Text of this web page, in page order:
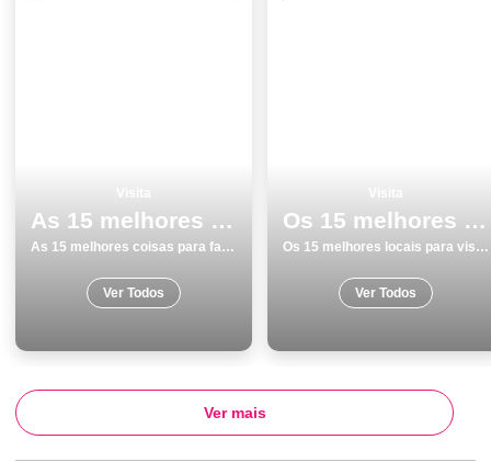
As 15 melhores coisas para fazer e visitar em Almada
As 15 melhores coisas para fazer e visitar em Almada
Ver Todos
Os 15 melhores locais para visitar na Ericeira
Os 15 melhores locais para visitar na Ericeira
Ver Todos
Ver mais